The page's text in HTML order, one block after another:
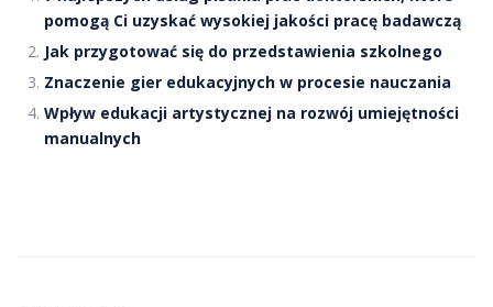
pomogą Ci uzyskać wysokiej jakości pracę badawczą
Jak przygotować się do przedstawienia szkolnego
Znaczenie gier edukacyjnych w procesie nauczania
Wpływ edukacji artystycznej na rozwój umiejętności
manualnych